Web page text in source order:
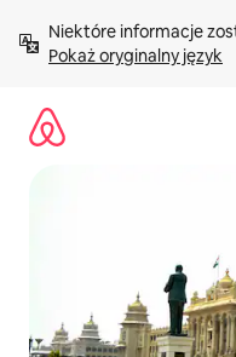
treści Pokaż oryginalny język